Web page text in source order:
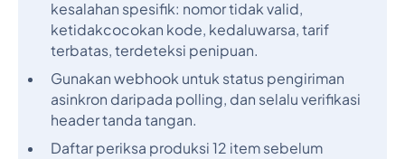
kesalahan spesifik: nomor tidak valid,
ketidakcocokan kode, kedaluwarsa, tarif
terbatas, terdeteksi penipuan.
Gunakan webhook untuk status pengiriman
asinkron daripada polling, dan selalu verifikasi
header tanda tangan.
Daftar periksa produksi 12 item sebelum